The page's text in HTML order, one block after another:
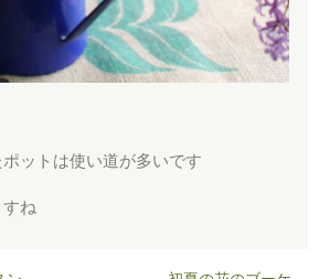
ットは使い道が多いです
ね